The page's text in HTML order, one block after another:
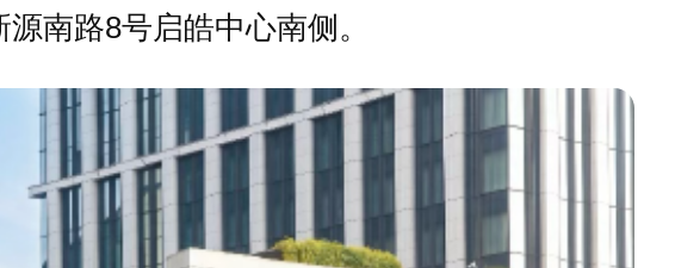
南路8号启皓中心南侧。